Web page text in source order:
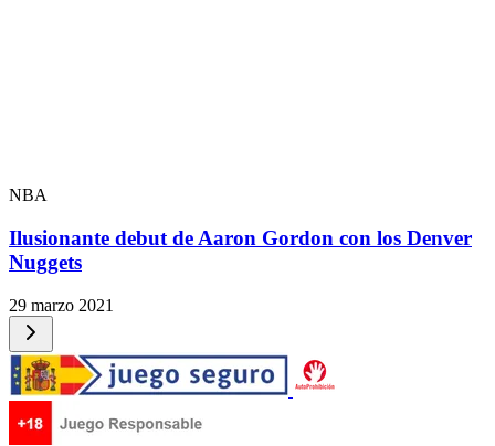
NBA
Ilusionante debut de Aaron Gordon con los Denver
Nuggets
29 marzo 2021